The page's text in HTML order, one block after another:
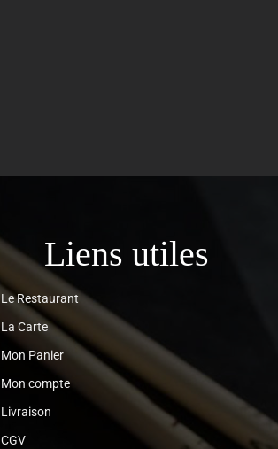
Liens utiles
Le Restaurant
La Carte
Mon Panier
Mon compte
Livraison
CGV